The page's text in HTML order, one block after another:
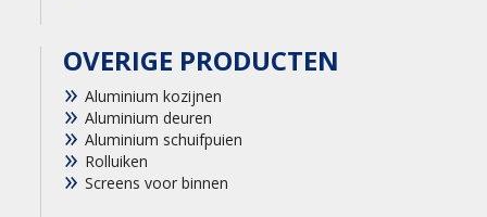
OVERIGE PRODUCTEN
Aluminium kozijnen
Aluminium deuren
Aluminium schuifpuien
Rolluiken
Screens voor binnen